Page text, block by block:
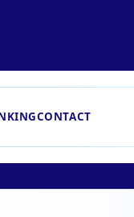
CONTACT